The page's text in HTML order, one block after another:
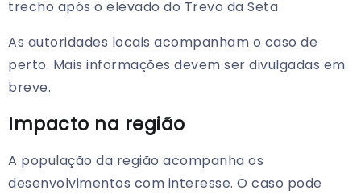
trecho após o elevado do Trevo da Seta
As autoridades locais acompanham o caso de
perto. Mais informações devem ser divulgadas em
breve.
Impacto na região
A população da região acompanha os
desenvolvimentos com interesse. O caso pode